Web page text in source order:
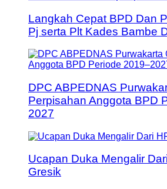
Langkah Cepat BPD Dan
Pj serta Plt Kades Bambe
DPC ABPEDNAS
Perpisahan Anggota BPD
2027
Ucapan Duka Mengalir
Gresik